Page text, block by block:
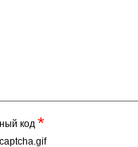
код *